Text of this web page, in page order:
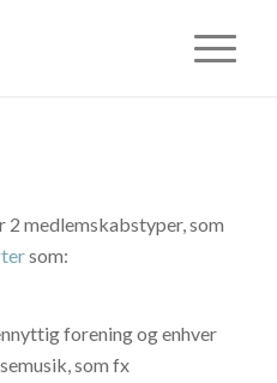
2 medlemskabstyper, som
som:
forening og enhver
som fx